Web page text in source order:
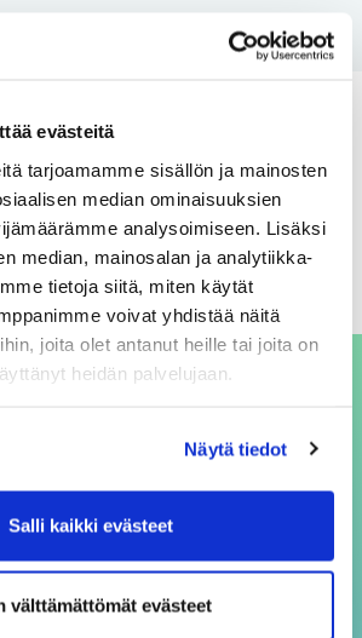
evästeitä
tarjoamamme sisällön ja mainosten
median ominaisuuksien
analysoimiseen. Lisäksi
median, mainosalan ja analytiikka-
tietoja siitä, miten käytät
voivat yhdistää näitä
joita olet antanut heille tai joita on
heidän palvelujaan.
Näytä tiedot
Salli kaikki evästeet
välttämättömät evästeet
p. 08 3148 190